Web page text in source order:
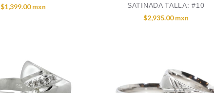
$1,399.00 mxn
SATINADA TALLA: #10
$2,935.00 mxn